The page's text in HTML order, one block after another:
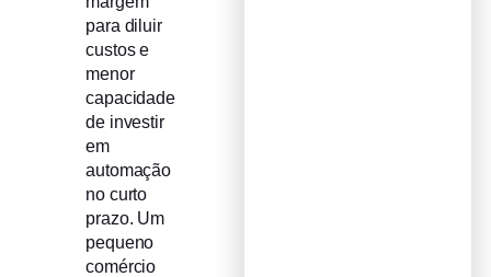
para diluir
custos e
menor
capacidade
de investir
em
automação
no curto
prazo. Um
pequeno
comércio